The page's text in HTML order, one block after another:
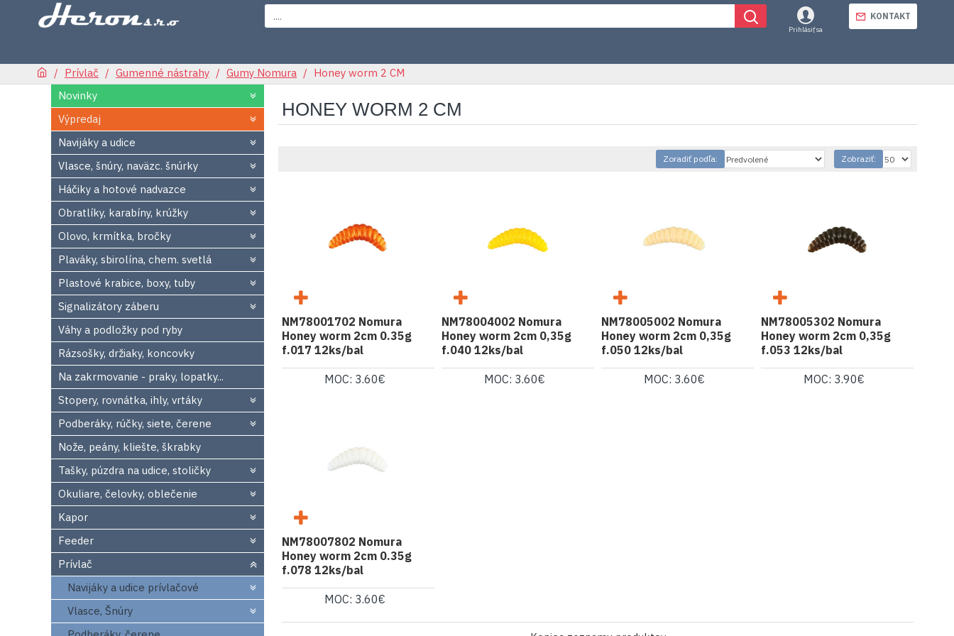
Prihlásiť sa
KONTAKT
Prívlač Gumenné nástrahy Gumy Nomura
Honey worm 2 CM
Novinky
Výpredaj
Navijáky a udice
Vlasce, šnúry, naväzc. šnúrky
Háčiky a hotové nadvazce
Obratlíky, karabíny, krúžky
Olovo, krmítka, bročky
Plaváky, sbirolína, chem. svetlá
Plastové krabice, boxy, tuby
Signalizátory záberu
Váhy a podložky pod ryby
Rázsošky, držiaky, koncovky
Na zakrmovanie - praky, lopatky...
Stopery, rovnátka, ihly, vrtáky
Podberáky, rúčky, siete, čerene
Nože, peány, kliešte, škrabky
Tašky, púzdra na udice, stoličky
Okuliare, čelovky, oblečenie
Kapor
Feeder
Prívlač
Navijáky a udice prívlačové
Vlasce, Šnúry
HONEY WORM 2 CM
Zoradiť podľa: Zobraziť:
NM78001702 Nomura
Honey worm 2cm 0.35g
f.017 12ks/bal
MOC: 3.60€
NM78004002 Nomura
Honey worm 2cm 0,35g
f.040 12ks/bal
MOC: 3.60€
NM78005002 Nomura
Honey worm 2cm 0,35g
f.050 12ks/bal
MOC: 3.60€
NM78005302 Nomura
Honey worm 2cm 0,35g
f.053 12ks/bal
MOC: 3.90€
NM78007802 Nomura
Honey worm 2cm 0.35g
f.078 12ks/bal
MOC: 3.60€